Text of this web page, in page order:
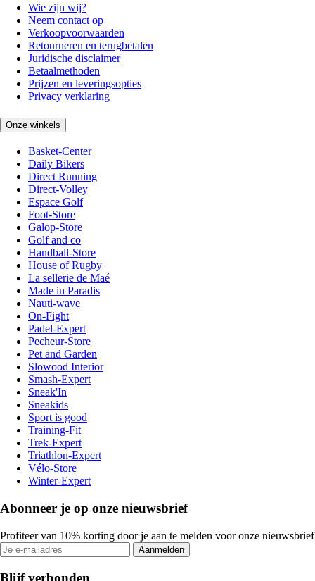
Wie zijn wij?
Neem contact op
Verkoopvoorwaarden
Retourneren en terugbetalen
Juridische disclaimer
Betaalmethoden
Prijzen en leveringsopties
Privacy verklaring
Onze winkels
Basket-Center
Daily Bikers
Direct Running
Direct-Volley
Espace Golf
Foot-Store
Galop-Store
Golf and co
Handball-Store
House of Rugby
La sellerie de Maé
Made in Paradis
Nauti-wave
On-Fight
Padel-Expert
Pecheur-Store
Pet and Garden
Slowood Interior
Smash-Expert
Sneak'In
Sneakids
Sport is good
Training-Fit
Trek-Expert
Triathlon-Expert
Vélo-Store
Winter-Expert
Abonneer je op onze nieuwsbrief
Profiteer van 10% korting door je aan te melden voor onze nieuwsbrief
Aanmelden
Blijf verbonden